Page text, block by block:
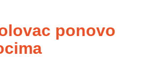
ponovo